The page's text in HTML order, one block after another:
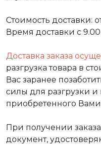
Стоимость доставки:
Время доставки с 9.00
Доставка заказа
разгрузка товара в
Вас заранее
силы для разгрузки
приобретенного Вами
При получении
документ,